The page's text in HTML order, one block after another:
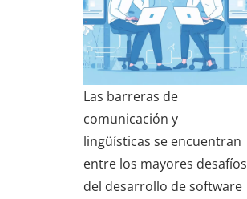
Las barreras de
comunicación y
lingüísticas se encuentran
entre los mayores desafíos
del desarrollo de software